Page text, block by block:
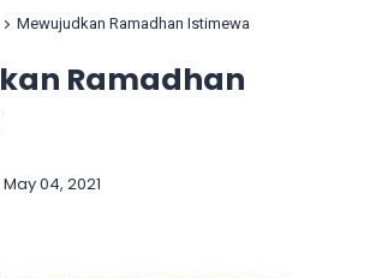
Mewujudkan Ramadhan Istimewa
Ramadhan
May 04, 2021